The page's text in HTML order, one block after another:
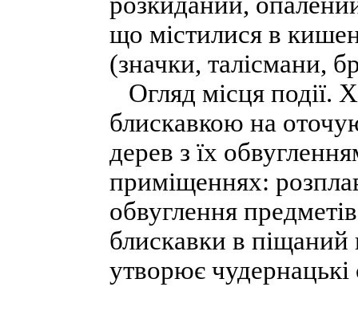
що містилися в
(значки, талісмани,
Огляд місця події.
блискавкою на
дерев з їх
приміщеннях:
обвуглення
блискавки в піщаний
утворює